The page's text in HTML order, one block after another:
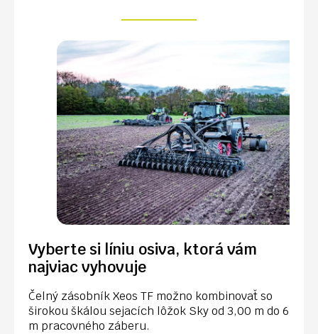
Vyberte si líniu osiva, ktorá vám
najviac vyhovuje
Čelný zásobník Xeos TF možno kombinovať so
širokou škálou sejacích lôžok Sky od 3,00 m do 6
m pracovného záberu.